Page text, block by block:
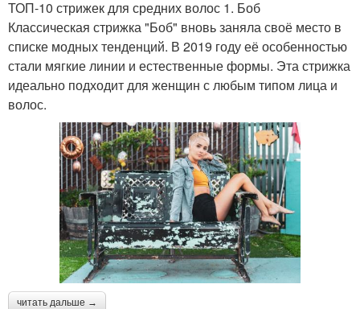
ТОП-10 стрижек для средних волос 1. Боб
Классическая стрижка "Боб" вновь заняла своё место в
списке модных тенденций. В 2019 году её особенностью
стали мягкие линии и естественные формы. Эта стрижка
идеально подходит для женщин с любым типом лица и
волос.
читать дальше →